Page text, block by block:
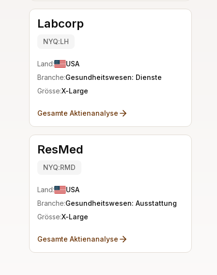
Labcorp
NYQ:LH
Land:
USA
Branche:Gesundheitswesen: Dienste
Grösse:X-Large
Gesamte Aktienanalyse
ResMed
NYQ:RMD
Land:
USA
Branche:Gesundheitswesen: Ausstattung
Grösse:X-Large
Gesamte Aktienanalyse